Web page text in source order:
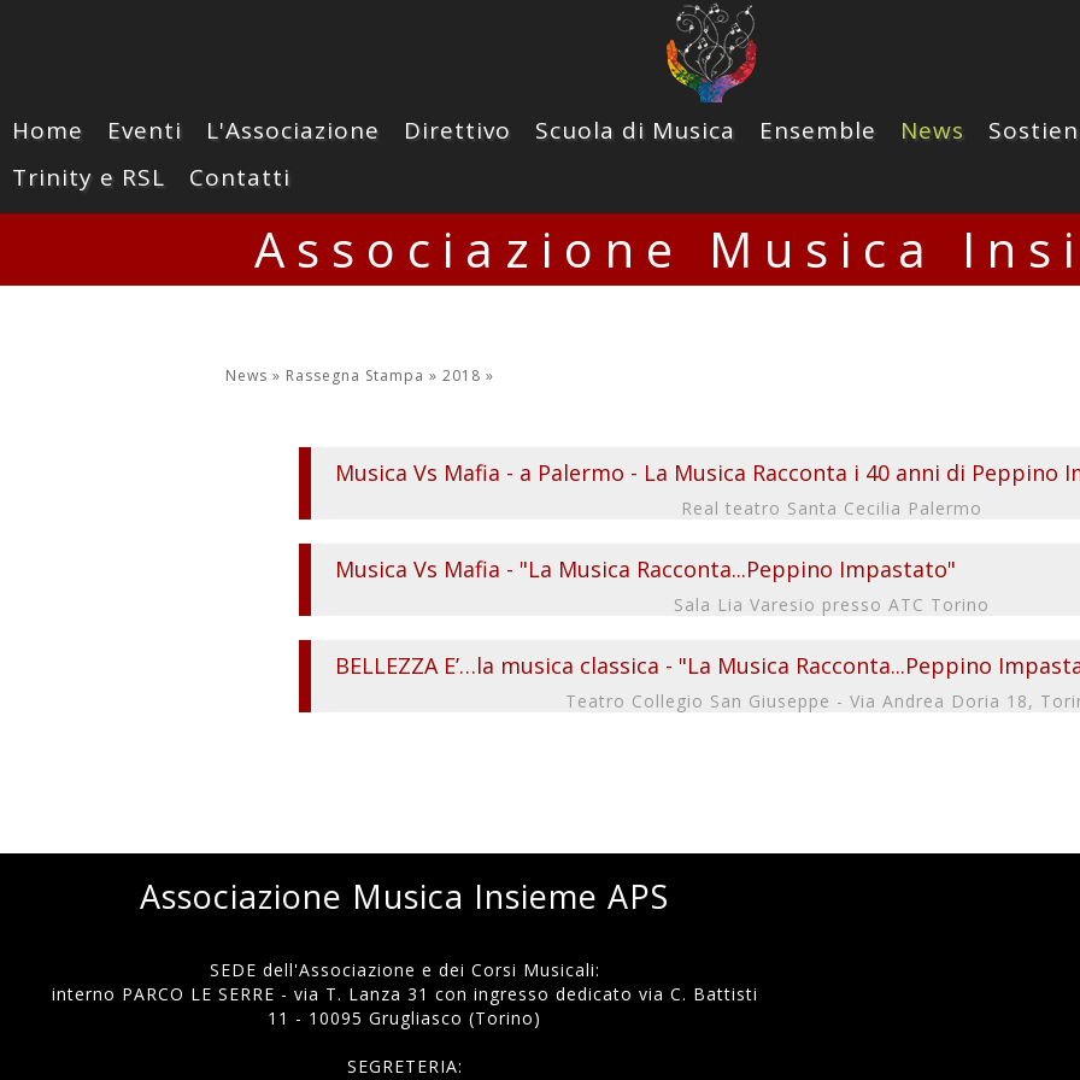
Home Eventi L'Associazione Direttivo Scuola di Musica Ensemble News
Trinity e RSL
Contatti
Associazione Musica
News » Rassegna Stampa » 2018 »
Musica Vs Mafia - a Palermo - La Musica Racconta i 40 anni di Peppino
Real teatro Santa Cecilia Palermo
Musica Vs Mafia - "La Musica Racconta...Peppino Impastato"
Sala Lia Varesio presso ATC Torino
BELLEZZA E’…la musica classica - "La Musica Racconta...Peppino
Teatro Collegio San Giuseppe - Via Andrea Doria 18,
Associazione Musica Insieme APS
SEDE dell'Associazione e dei Corsi Musicali:
interno PARCO LE SERRE - via T. Lanza 31 con ingresso dedicato via C. Battisti
11 - 10095 Grugliasco (Torino)
SEGRETERIA: